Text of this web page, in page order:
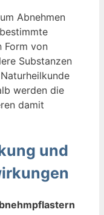
Abnehmen
Form von
Substanzen
werden die
damit
und